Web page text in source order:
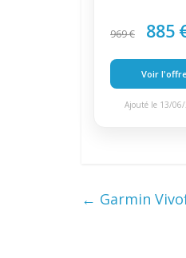
969 € 885
Voir
Ajouté le 13/
← Garmin